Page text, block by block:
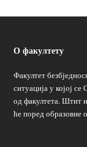
О факултету
Факултет
ситуација у којој
од факултета. Штит
ће поред образовне